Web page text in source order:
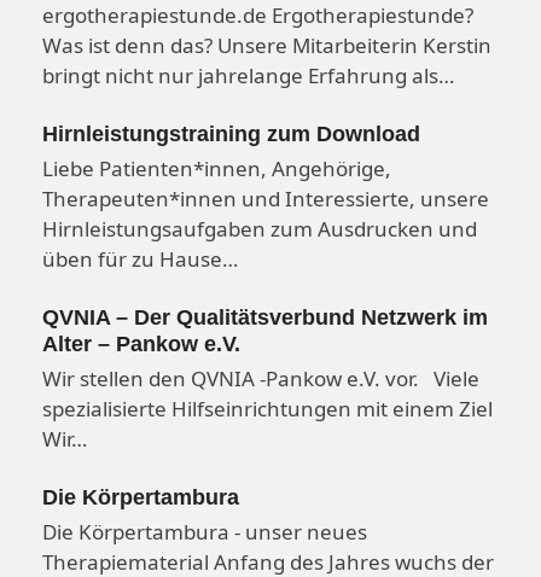
ergotherapiestunde.de Ergotherapiestunde?
Was ist denn das? Unsere Mitarbeiterin Kerstin
bringt nicht nur jahrelange Erfahrung als…
Hirnleistungstraining zum Download
Liebe Patienten*innen, Angehörige,
Therapeuten*innen und Interessierte, unsere
Hirnleistungsaufgaben zum Ausdrucken und
üben für zu Hause…
QVNIA – Der Qualitätsverbund Netzwerk im
Alter – Pankow e.V.
Wir stellen den QVNIA -Pankow e.V. vor. Viele
spezialisierte Hilfseinrichtungen mit einem Ziel
Wir…
Die Körpertambura
Die Körpertambura - unser neues
Therapiematerial Anfang des Jahres wuchs der